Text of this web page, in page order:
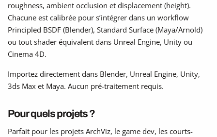
roughness, ambient occlusion et displacement (height).
Chacune est calibrée pour s’intégrer dans un workflow
Principled BSDF (Blender), Standard Surface (Maya/Arnold)
ou tout shader équivalent dans Unreal Engine, Unity ou
Cinema 4D.
Importez directement dans Blender, Unreal Engine, Unity,
3ds Max et Maya. Aucun pré-traitement requis.
Pour quels projets ?
Parfait pour les projets ArchViz, le game dev, les courts-